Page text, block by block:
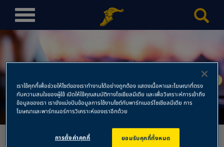
T
l
n
a
v
บริษัท สุโขทัย ฮอนด้าคาร์ส์
จำกัด
เราใช้คุกกี้เพื่อช่วยให้ไซต์ของเราทำงานได้อย่างถูกต้อง แสดงเนื้อหาและโฆษณาที่ตรง
กับความสนใจของผู้ใช้ เปิดให้ใช้คุณสมบัติทางโซเชียลมีเดีย และเพื่อวิเคราะห์การเข้าถึง
ข้อมูลของเรา เรายังแบ่งปันข้อมูลการใช้งานไซต์กับพาร์ทเนอร์โซเชียลมีเดีย การ
โฆษณาและพาร์ทเนอร์การวิเคราะห์ของเราอีกด้วย
ยอมรับคุกกี้ทั้งหมด
การตั้งค่าคุกกี้